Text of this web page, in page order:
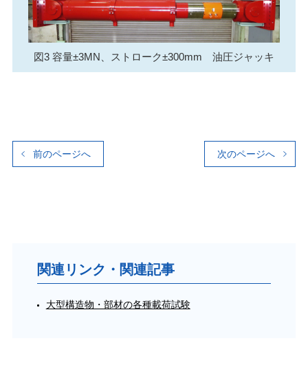
図3 容量±3MN、ストローク±300mm 油圧ジャッキ
前のページへ 次のページへ
関連リンク・関連記事
大型構造物・部材の各種載荷試験